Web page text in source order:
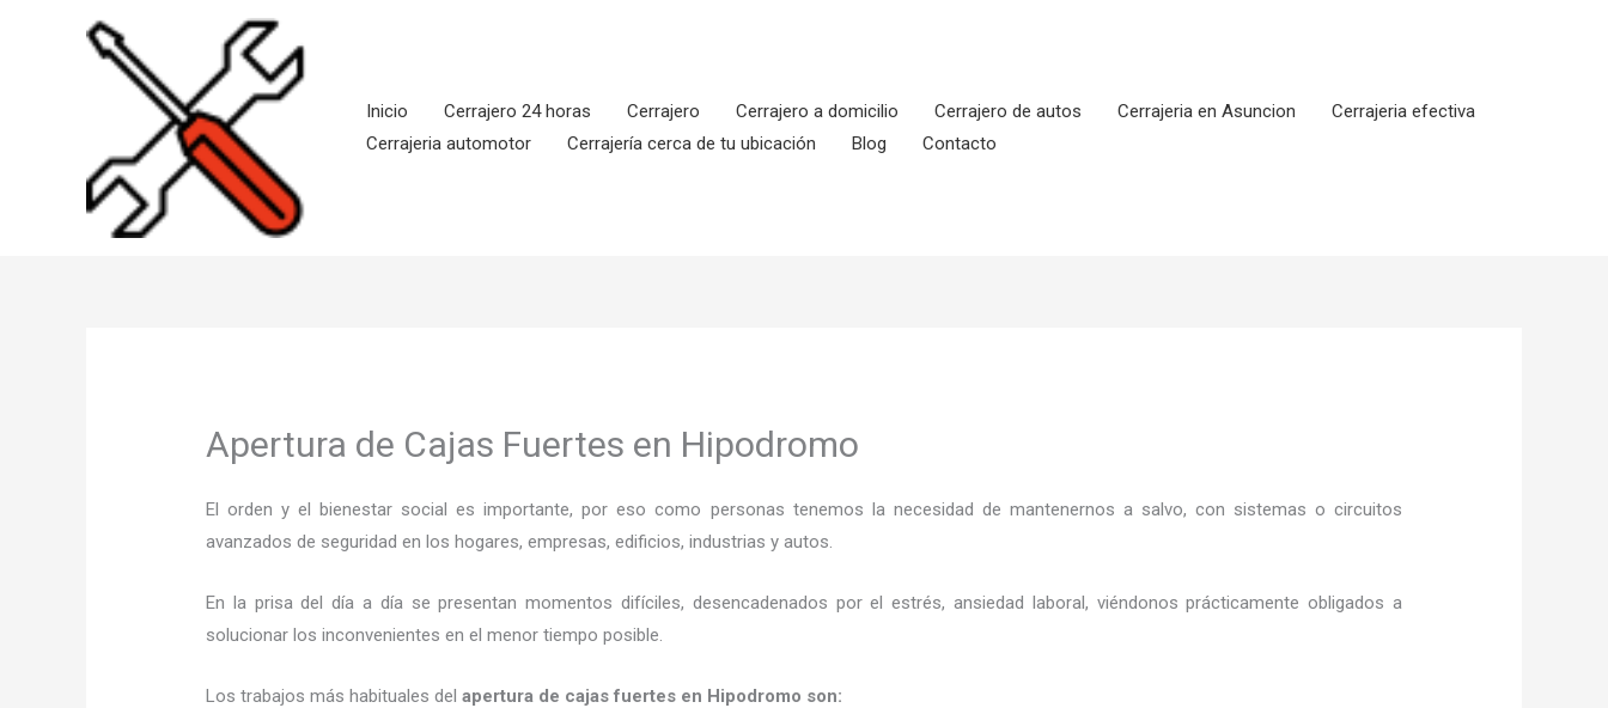
Inicio
Cerrajero 24 horas Cerrajero Cerrajero a domicilio Cerrajero de autos Cerrajeria en Asuncion
Cerrajeria efectiva
Cerrajeria automotor
Cerrajería cerca de tu ubicación Blog Contacto
Apertura de Cajas Fuertes en Hipodromo
El orden y el bienestar social es importante, por eso como personas tenemos la necesidad de mantenernos a salvo, con sistemas o circuitos
avanzados de seguridad en los hogares, empresas, edificios, industrias y autos.
En la prisa del día a día se presentan momentos difíciles, desencadenados por el estrés, ansiedad laboral, viéndonos prácticamente obligados a
solucionar los inconvenientes en el menor tiempo posible.
Los trabajos más habituales delapertura de cajas fuertes en Hipodromo son: